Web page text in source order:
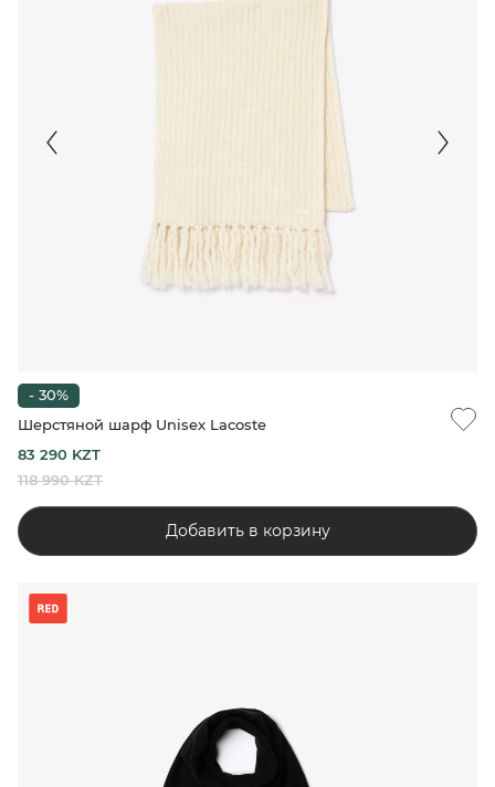
- 30%
Шерстяной шарф Unisex Lacoste
83 290 KZT
118 990 KZT
Добавить в корзину